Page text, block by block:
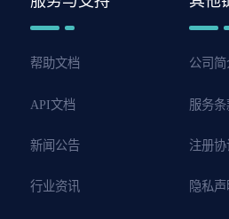
Windows7如何禁止窗口边缘最大化
Windows7如何解决内存不足问题
帮助文档
API文档
新闻公告
行业资讯
公司简
服务条
注册协
隐私